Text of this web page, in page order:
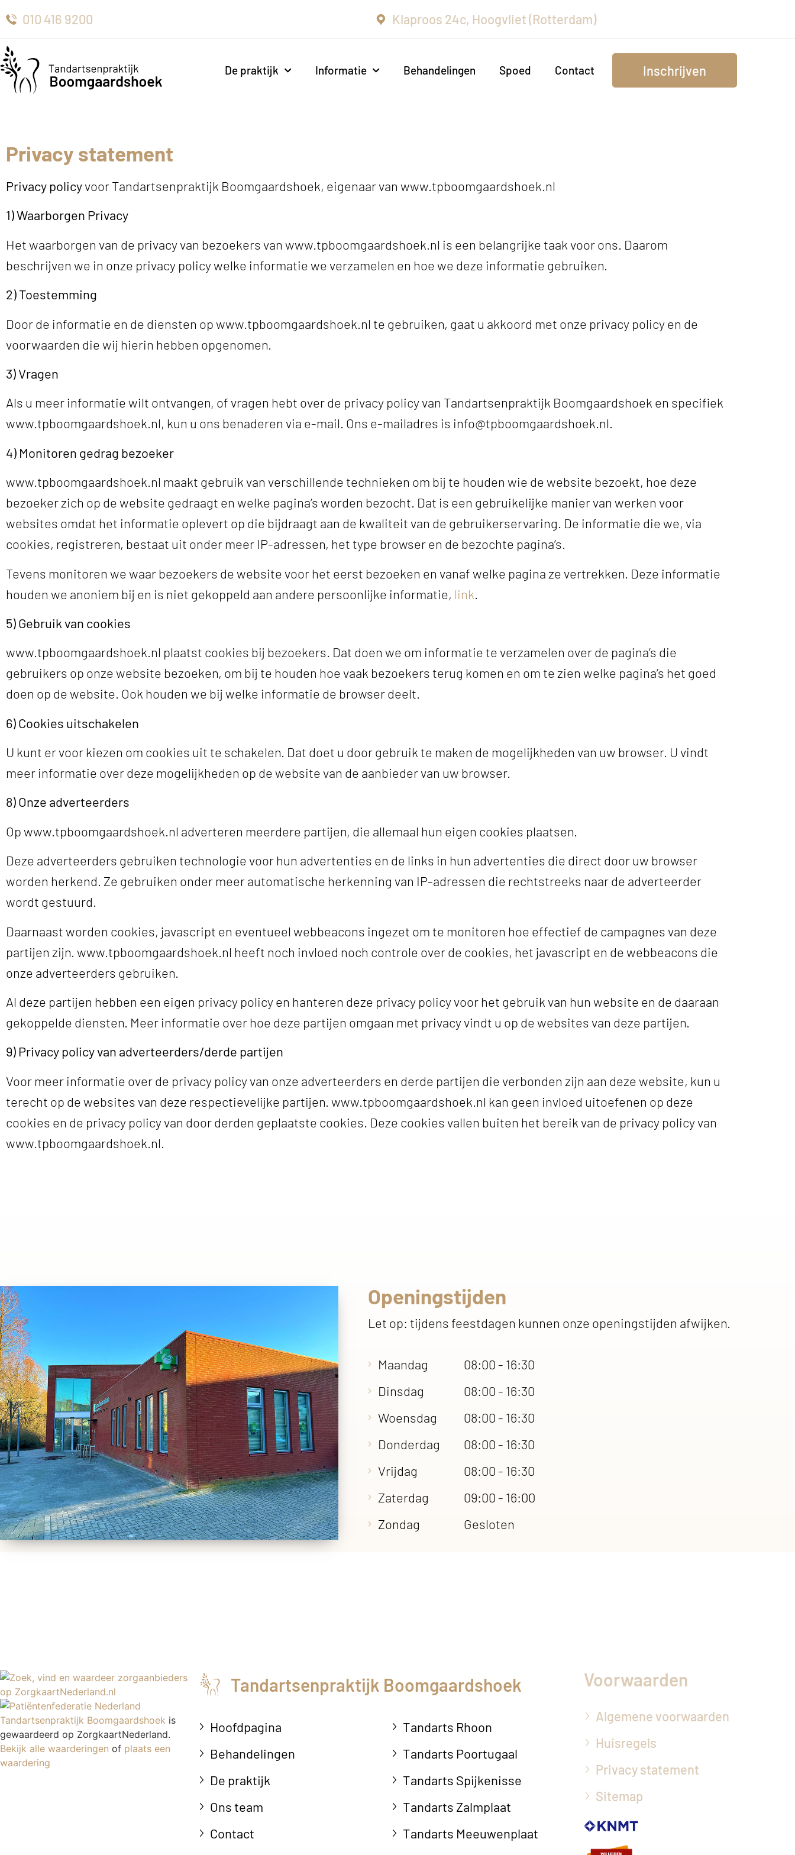
010 416 9200 Klaproos 24c, Hoogvliet (Rotterdam)
De praktijk Informatie Behandelingen Spoed Contact Inschrijven
Privacy statement
Privacy policyvoor Tandartsenpraktijk Boomgaardshoek, eigenaar van www.tpboomgaardshoek.nl
1) Waarborgen Privacy
Het waarborgen van de privacy van bezoekers van www.tpboomgaardshoek.nl is een belangrijke taak voor ons. Daarom
beschrijven we in onze privacy policy welke informatie we verzamelen en hoe we deze informatie gebruiken.
2) Toestemming
Door de informatie en de diensten op www.tpboomgaardshoek.nl te gebruiken, gaat u akkoord met onze privacy policy en de
voorwaarden die wij hierin hebben opgenomen.
3) Vragen
Als u meer informatie wilt ontvangen, of vragen hebt over de privacy policy van Tandartsenpraktijk Boomgaardshoek en specifiek
www.tpboomgaardshoek.nl, kun u ons benaderen via e-mail. Ons e-mailadres is info@tpboomgaardshoek.nl.
4) Monitoren gedrag bezoeker
www.tpboomgaardshoek.nl maakt gebruik van verschillende technieken om bij te houden wie de website bezoekt, hoe deze
bezoeker zich op de website gedraagt en welke pagina’s worden bezocht. Dat is een gebruikelijke manier van werken voor
websites omdat het informatie oplevert op die bijdraagt aan de kwaliteit van de gebruikerservaring. De informatie die we, via
cookies, registreren, bestaat uit onder meer IP-adressen, het type browser en de bezochte pagina’s.
Tevens monitoren we waar bezoekers de website voor het eerst bezoeken en vanaf welke pagina ze vertrekken. Deze informatie
houden we anoniem bij en is niet gekoppeld aan andere persoonlijke informatie, link
5) Gebruik van cookies
www.tpboomgaardshoek.nl plaatst cookies bij bezoekers. Dat doen we om informatie te verzamelen over de pagina’s die
gebruikers op onze website bezoeken, om bij te houden hoe vaak bezoekers terug komen en om te zien welke pagina’s het goed
doen op de website. Ook houden we bij welke informatie de browser deelt.
6) Cookies uitschakelen
U kunt er voor kiezen om cookies uit te schakelen. Dat doet u door gebruik te maken de mogelijkheden van uw browser. U vindt
meer informatie over deze mogelijkheden op de website van de aanbieder van uw browser.
8)Onze adverteerders
Op www.tpboomgaardshoek.nl adverteren meerdere partijen, die allemaal hun eigen cookies plaatsen.
Deze adverteerders gebruiken technologie voor hun advertenties en de links in hun advertenties die direct door uw browser
worden herkend. Ze gebruiken onder meer automatische herkenning van IP-adressen die rechtstreeks naar de adverteerder
wordt gestuurd.
Daarnaast worden cookies, javascript en eventueel webbeacons ingezet om te monitoren hoe effectief de campagnes van deze
partijen zijn. www.tpboomgaardshoek.nl heeft noch invloed noch controle over de cookies, het javascript en de webbeacons die
onze adverteerders gebruiken.
Al deze partijen hebben een eigen privacy policy en hanteren deze privacy policy voor het gebruik van hun website en de daaraan
gekoppelde diensten. Meer informatie over hoe deze partijen omgaan met privacy vindt u op de websites van deze partijen.
9) Privacy policy van adverteerders/derde partijen
Voor meer informatie over de privacy policy van onze adverteerders en derde partijen die verbonden zijn aan deze website, kun u
terecht op de websites van deze respectievelijke partijen. www.tpboomgaardshoek.nl kan geen invloed uitoefenen op deze
cookies en de privacy policy van door derden geplaatste cookies. Deze cookies vallen buiten het bereik van de privacy policy van
www.tpboomgaardshoek.nl.
Openingstijden
Let op: tijdens feestdagen kunnen onze openingstijden afwijken.
Maandag
Dinsdag
Woensdag
Donderdag
Vrijdag
Zaterdag
Zondag
08:00 - 16:30
08:00 - 16:30
08:00 - 16:30
08:00 - 16:30
08:00 - 16:30
09:00 - 16:00
Gesloten
Tandartsenpraktijk Boomgaardshoek is
gewaardeerd op ZorgkaartNederland.
Bekijk alle waarderingen of plaats een
waardering
Tandartsenpraktijk Boomgaardshoek
Hoofdpagina
Behandelingen
De praktijk
Ons team
Contact
Tandarts Rhoon
Tandarts Poortugaal
Tandarts Spijkenisse
Tandarts Zalmplaat
Tandarts Meeuwenplaat
Voorwaarden
Algemene voorwaarden
Huisregels
Privacy statement
Sitemap